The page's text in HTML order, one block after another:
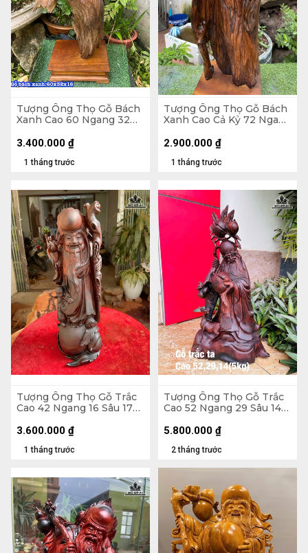
Tượng Ông Thọ Gỗ Bách
Xanh Cao 60 Ngang 32
1 tháng trước
3.400.000 ₫
Tượng Ông Thọ Gỗ Bách
Xanh Cao Cả Kỷ 72 Ngang
1 tháng trước
2.900.000 ₫
Tượng Ông Thọ Gỗ Trắc
Cao 42 Ngang 16 Sâu 17
1 tháng trước
3.600.000 ₫
Tượng Ông Thọ Gỗ Trắc
Cao 52 Ngang 29 Sâu 14
2 tháng trước
5.800.000 ₫